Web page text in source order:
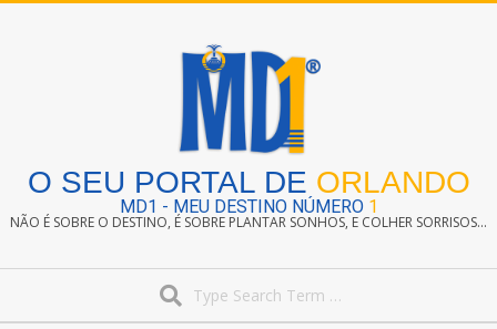
O SEU PORTAL DE ORLANDO
MD1 - MEU DESTINO NÚMERO 1
NÃO É SOBRE O DESTINO, É SOBRE PLANTAR SONHOS, E COLHER SORRISOS...